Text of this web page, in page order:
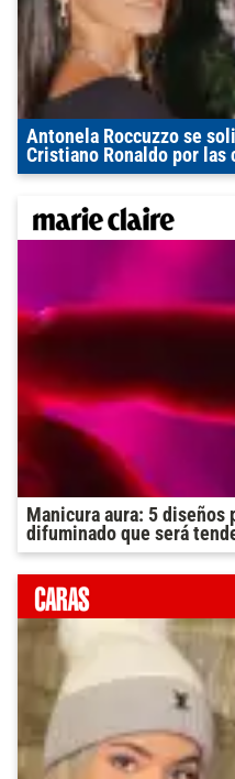
Antonela Roccuzzo se
Cristiano Ronaldo por las
Manicura aura: 5
difuminado que será